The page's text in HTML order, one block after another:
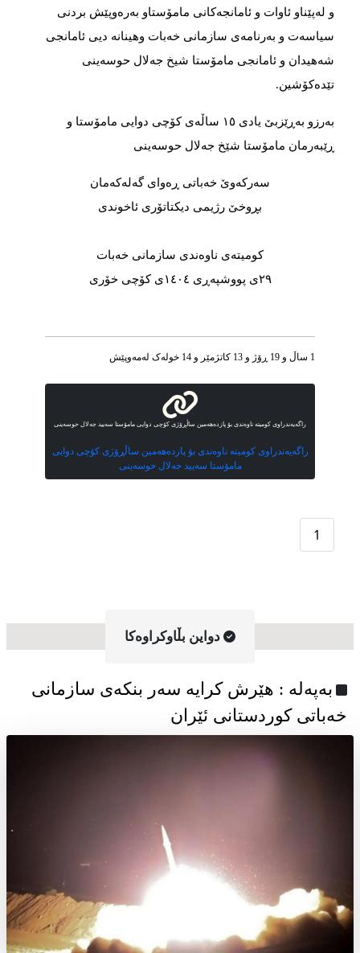
و له‌پێناو ئاوات و ئامانجه‌کانی مامۆستاو به‌ره‌وپێش بردنی
سیاسه‌ت و به‌رنامه‌ی سازمانی خه‌بات وهینانە دیی ئامانجی
شەهیدان و ئامانجی مامۆستا شیخ جەلال حوسەینی
تێده‌کۆشین.
به‌رزو به‌ڕێزبێ یادی ١٥ ساڵه‌ی کۆچی دوایی مامۆستا و
ڕێبه‌رمان مامۆستا شێخ جه‌لال حوسەینی
سه‌رکه‌وێ خه‌باتی ڕه‌وای گه‌له‌که‌‌مان
بڕوخێ رژیمی دیکتاتۆری ئاخوندی
کومیتەی ناوەندی سازمانی خەبات
۲۹ی پووشپەڕی ۱٤٠٤ی کۆچی خۆری
1 ساڵ و 19 ڕۆژ و 13 کاتژمێر و 14 خوله‌ک له‌مه‌وپێش‌
راگەیەندراوی کومیتە ناوەندی بۆ پازدەهەمین ساڵڕۆژی کۆچی دوایی مامۆستا سەیید جەلال حوسەینی
راگەیەندراوی کومیتە ناوەندی بۆ پازدەهەمین ساڵڕۆژی کۆچی دوایی
مامۆستا سەیید جەلال حوسەینی
1
دواین بڵاوکراوه‌کا
به‌په‌له‌ : هێرش کرایە سەر بنکەی سازمانی
خەباتی کوردستانی ئێران